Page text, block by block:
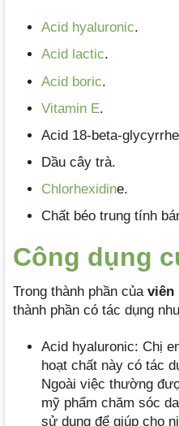
Acid hyaluronic.
Acid lactic.
Acid boric.
Vitamin E.
Acid 18-beta-
Dầu cây trà.
Chlorhexidine.
Chất béo trung tính
Công dụng
Trong thành phần của viên
thành phần có tác dụng
Acid hyaluronic: Chị
hoạt chất này có tác
Ngoài việc thường
mỹ phẩm chăm sóc
sử dụng để giúp cho